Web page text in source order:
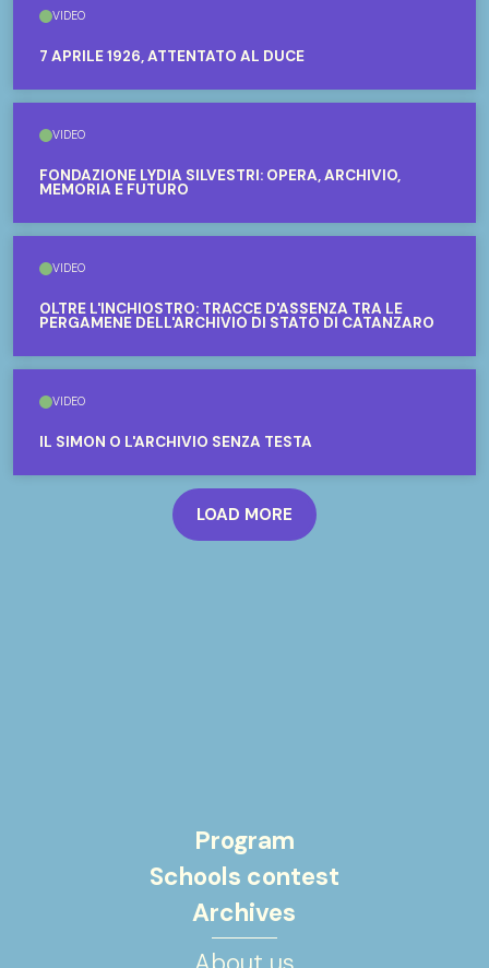
VIDEO
7 APRILE 1926, ATTENTATO AL DUCE
VIDEO
FONDAZIONE LYDIA SILVESTRI: OPERA, ARCHIVIO,
MEMORIA E FUTURO
VIDEO
OLTRE L'INCHIOSTRO: TRACCE D'ASSENZA TRA LE
PERGAMENE DELL'ARCHIVIO DI STATO DI CATANZARO
VIDEO
IL SIMON O L'ARCHIVIO SENZA TESTA
LOAD MORE
Program
Schools contest
Archives